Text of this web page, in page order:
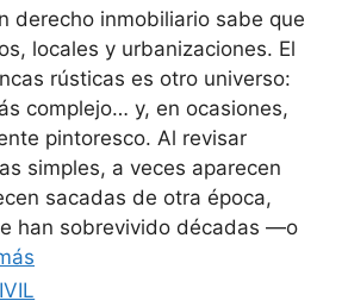
derecho inmobiliario sabe que
locales y urbanizaciones. El
rústicas es otro universo:
complejo… y, en ocasiones,
pintoresco. Al revisar
simples, a veces aparecen
sacadas de otra época,
han sobrevivido décadas —o